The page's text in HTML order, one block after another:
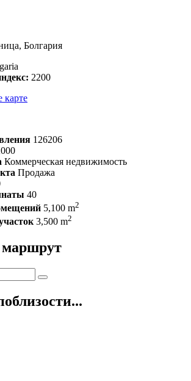
Болгария
2200
карте
126206
Коммерческая недвижимость
Продажа
40
5,100 m2
3,500 m2